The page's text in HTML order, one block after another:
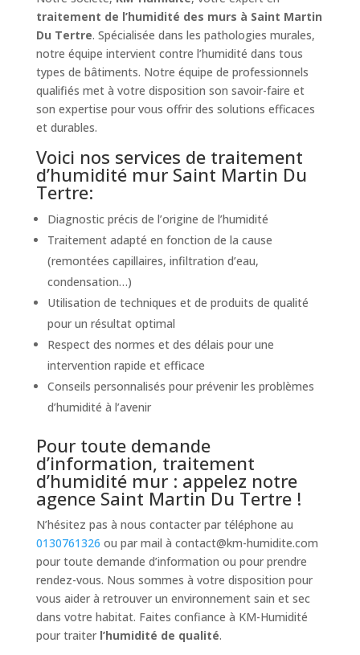
traitement de l’humidité des murs à Saint Martin
Du Tertre. Spécialisée dans les pathologies murales,
notre équipe intervient contre l’humidité dans tous
types de bâtiments. Notre équipe de professionnels
qualifiés met à votre disposition son savoir-faire et
son expertise pour vous offrir des solutions efficaces
et durables.
Voici nos services de traitement
d’humidité mur Saint Martin Du
Tertre:
Diagnostic précis de l’origine de l’humidité
Traitement adapté en fonction de la cause
(remontées capillaires, infiltration d’eau,
condensation…)
Utilisation de techniques et de produits de qualité
pour un résultat optimal
Respect des normes et des délais pour une
intervention rapide et efficace
Conseils personnalisés pour prévenir les problèmes
d’humidité à l’avenir
Pour toute demande
d’information, traitement
d’humidité mur : appelez notre
agence Saint Martin Du Tertre !
N’hésitez pas à nous contacter par téléphone au
0130761326 ou par mail à contact@km-humidite.com
pour toute demande d’information ou pour prendre
rendez-vous. Nous sommes à votre disposition pour
vous aider à retrouver un environnement sain et sec
dans votre habitat. Faites confiance à KM-Humidité
pour traiterl’humidité de qualité.